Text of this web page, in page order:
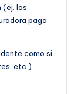
(ej. los
paga
como si
etc.)